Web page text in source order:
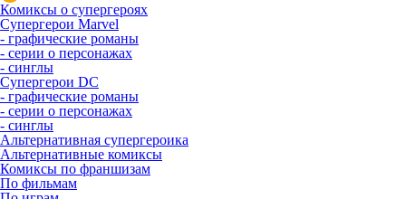
Комиксы о супергероях
Супергерои Marvel
- графические романы
- серии о персонажах
- синглы
Супергерои DC
- графические романы
- серии о персонажах
- синглы
Альтернативная супергероика
Альтернативные комиксы
Комиксы по франшизам
По фильмам